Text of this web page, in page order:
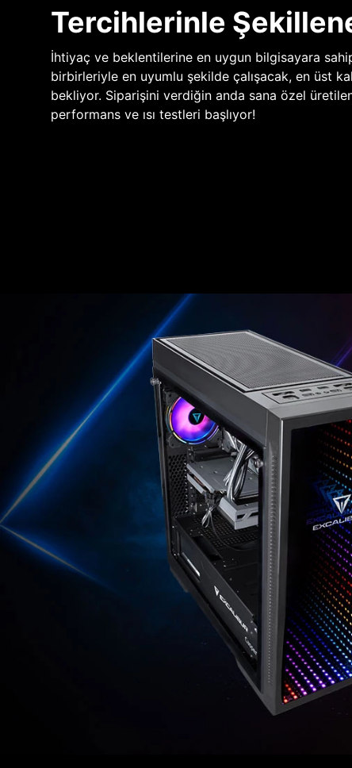
Tercihlerinle
İhtiyaç ve beklentilerine en uygun bilgisayara
birbirleriyle en uyumlu şekilde çalışacak, en üst
bekliyor. Siparişini verdiğin anda sana özel
performans ve ısı testleri başlıyor!